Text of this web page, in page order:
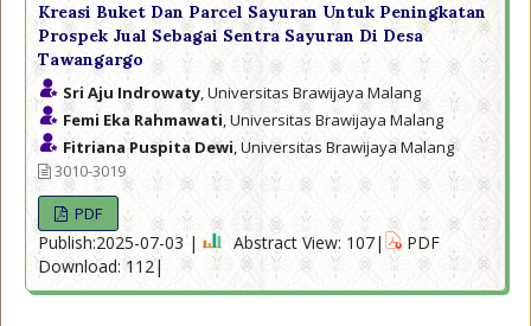
Kreasi Buket Dan Parcel Sayuran Untuk Peningkatan
Prospek Jual Sebagai Sentra Sayuran Di Desa
Tawangargo
Sri Aju Indrowaty, Universitas Brawijaya Malang
Femi Eka Rahmawati, Universitas Brawijaya Malang
Fitriana Puspita Dewi, Universitas Brawijaya Malang
3010-3019
PDF
Publish:2025-07-03 | Abstract View: 107|
PDF
Download: 112|